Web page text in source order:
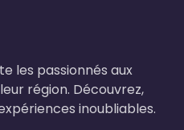
les passionnés aux
région. Découvrez,
inoubliables.